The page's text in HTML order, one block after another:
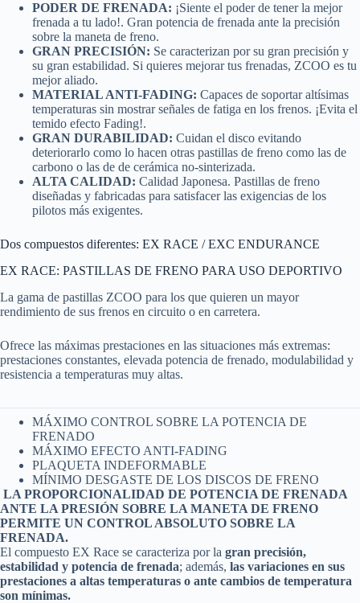
PODER DE FRENADA: ¡Siente el poder de tener la mejor
frenada a tu lado!. Gran potencia de frenada ante la precisión
sobre la maneta de freno.
GRAN PRECISIÓN: Se caracterizan por su gran precisión y
su gran estabilidad. Si quieres mejorar tus frenadas, ZCOO es tu
mejor aliado.
MATERIAL ANTI-FADING: Capaces de soportar altísimas
temperaturas sin mostrar señales de fatiga en los frenos. ¡Evita el
temido efecto Fading!.
GRAN DURABILIDAD: Cuidan el disco evitando
deteriorarlo como lo hacen otras pastillas de freno como las de
carbono o las de de cerámica no-sinterizada.
ALTA CALIDAD: Calidad Japonesa. Pastillas de freno
diseñadas y fabricadas para satisfacer las exigencias de los
pilotos más exigentes.
Dos compuestos diferentes: EX RACE / EXC ENDURANCE
EX RACE: PASTILLAS DE FRENO PARA USO DEPORTIVO
La gama de pastillas ZCOO para los que quieren un mayor
rendimiento de sus frenos en circuito o en carretera.
Ofrece las máximas prestaciones en las situaciones más extremas:
prestaciones constantes, elevada potencia de frenado, modulabilidad y
resistencia a temperaturas muy altas.
MÁXIMO CONTROL SOBRE LA POTENCIA DE
FRENADO
MÁXIMO EFECTO ANTI-FADING
PLAQUETA INDEFORMABLE
MÍNIMO DESGASTE DE LOS DISCOS DE FRENO
LA PROPORCIONALIDAD DE POTENCIA DE FRENADA
ANTE LA PRESIÓN SOBRE LA MANETA DE FRENO
PERMITE UN CONTROL ABSOLUTO SOBRE LA
FRENADA.
El compuesto EX Race se caracteriza por la gran precisión,
estabilidad y potencia de frenada; además, las variaciones en sus
prestaciones a altas temperaturas o ante cambios de temperatura
son mínimas.